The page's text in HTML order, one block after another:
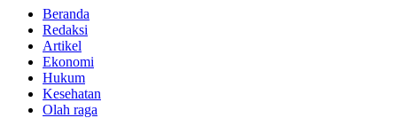
Beranda
Redaksi
Artikel
Ekonomi
Hukum
Kesehatan
Olah raga